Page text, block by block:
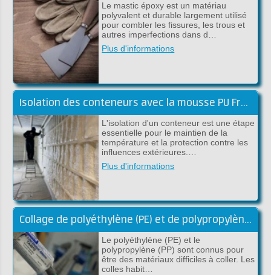
Le mastic époxy est un matériau
polyvalent et durable largement utilisé
pour combler les fissures, les trous et
autres imperfections dans d…
Plus d'informations
Isolation des conteneurs avec la mousse PU Froth-Pak
L'isolation d'un conteneur est une étape
essentielle pour le maintien de la
température et la protection contre les
influences extérieures.…
Plus d'informations
Collage de polyéthylène (PE) et de polypropylène (PP)
Le polyéthylène (PE) et le
polypropylène (PP) sont connus pour
être des matériaux difficiles à coller. Les
colles habit…